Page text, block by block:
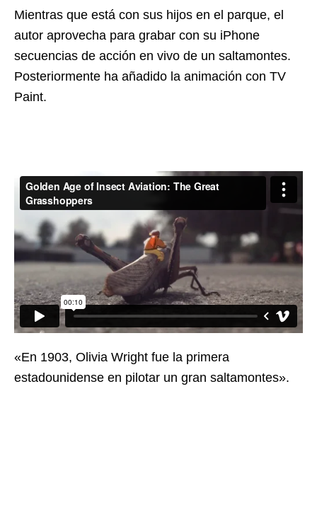
Mientras que está con sus hijos en el parque, el
autor aprovecha para grabar con su iPhone
secuencias de acción en vivo de un saltamontes.
Posteriormente ha añadido la animación con TV
Paint.
«En 1903, Olivia Wright fue la primera
estadounidense en pilotar un gran saltamontes».